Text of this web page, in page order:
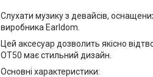
Слухати музику з девайсів,
виробника Earldom.
Цей аксесуар дозволить якісно
OT50 має стильний дизайн.
Основні характеристики: